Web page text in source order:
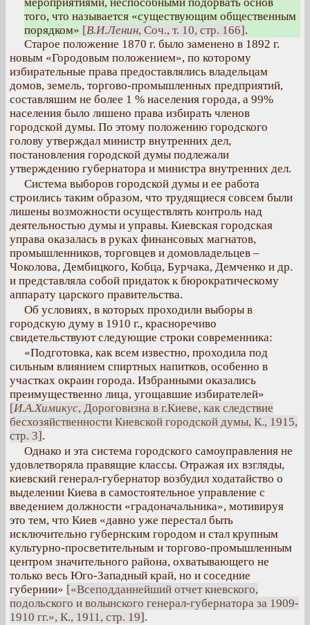
того, что называется «существующим общественным
порядком» [В.И.Ленин, Соч., т. 10, стр. 166].
Старое положение 1870 г. было заменено в 1892 г.
новым «Городовым положением», по которому
избирательные права предоставлялись владельцам
домов, земель, торгово-промышленных предприятий,
составляшим не более 1 % населения города, а 99%
населения было лишено права избирать членов
городской думы. По этому положению городского
голову утверждал министр внутренних дел,
постановления городской думы подлежали
утверждению губернатора и министра внутренних дел.
Система выборов городской думы и ее работа
строились таким образом, что трудящиеся совсем были
лишены возможности осуществлять контроль над
деятельностью думы и управы. Киевская городская
управа оказалась в руках финансовых магнатов,
промышленников, торговцев и домовладельцев –
Чоколова, Дембицкого, Кобца, Бурчака, Демченко и др.
и представляла собой придаток к бюрократическому
аппарату царского правительства.
Об условиях, в которых проходили выборы в
городскую думу в 1910 г., красноречиво
свидетельствуют следующие строки современника:
«Подготовка, как всем известно, проходила под
сильным влиянием спиртных напитков, особенно в
участках окраин города. Избранными оказались
преимущественно лица, угощавшие избирателей»
[И.А.Химикус, Дороговизна в г.Киеве, как следствие
бесхозяйственности Киевской городской думы, К., 1915,
стр. 3].
Однако и эта система городского самоуправления не
удовлетворяла правящие классы. Отражая их взгляды,
киевский генерал-губернатор возбудил ходатайство о
выделении Киева в самостоятельное управление с
введением должности «градоначальника», мотивируя
это тем, что Киев «давно уже перестал быть
исключительно губернским городом и стал крупным
культурно-просветительным и торгово-промышленным
центром значительного района, охватывающего не
только весь Юго-Западный край, но и соседние
губернии» [«Всеподданнейший отчет киевского,
подольского и волынского генерал-губернатора за 1909-
1910 гг.», К., 1911, стр. 19].